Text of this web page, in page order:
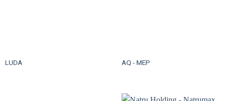
LUDA AQ - MEP